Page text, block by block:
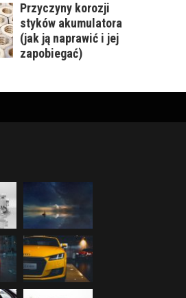
Przyczyny korozji
styków akumulatora
(jak ją naprawić i jej
zapobiegać)